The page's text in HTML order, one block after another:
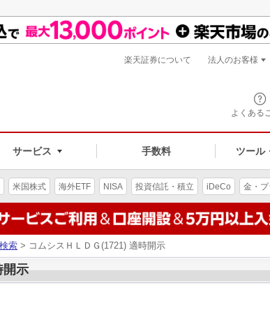
よくある
サービス 手数料 ツール
楽天証券について 法人のお客様
米国株式 海外ETF NISA 投資信託・積立 iDeCo 金・
索 > コムシスＨＬＤＧ(1721) 適時開示
開示